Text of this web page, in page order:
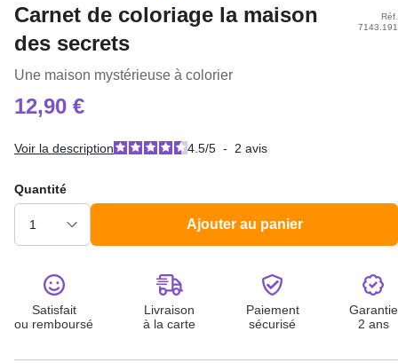
Carnet de coloriage la maison
des secrets
Une maison mystérieuse à colorier
Réf.
7143.191
12,90 €
Voir la description 4.5/5 - 2 avis
Quantité
Ajouter au panier
Satisfait
ou remboursé
Livraison
à la carte
Paiement
sécurisé
Garantie
2 ans